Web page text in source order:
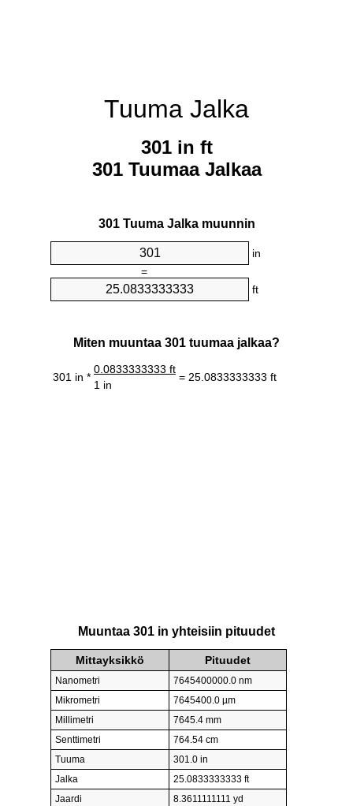
Tuuma Jalka
301 in ft
301 Tuumaa Jalkaa
301 Tuuma Jalka muunnin
in
=
ft
Miten muuntaa 301 tuumaa jalkaa?
301 in *
0.0833333333 ft
= 25.0833333333 ft
1 in
Muuntaa 301 in yhteisiin pituudet
Mittayksikkö Pituudet
Nanometri
7645400000.0 nm
Mikrometri
7645400.0 µm
Millimetri
7645.4 mm
Senttimetri
764.54 cm
Tuuma
301.0 in
Jalka
25.0833333333 ft
Jaardi
8.3611111111 yd